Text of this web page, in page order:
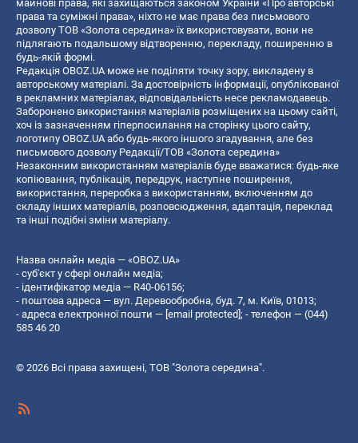
майнові права, які захищаються законом України «Про авторські
права та суміжні права», ніхто не має права без письмового
дозволу ТОВ «Золота середина» їх використовувати, вони не
підлягають подальшому відтворенню, перекладу, поширенню в
будь-якій формі.
Редакція OBOZ.UA може не поділяти точку зору, викладену в
авторському матеріалі. За достовірність інформації, опублікованої
в рекламних матеріалах, відповідальність несе рекламодавець.
Заборонено використання матеріалів розміщених на цьому сайті,
хоч із зазначенням гіперпосилання на сторінку цього сайту,
логотипу OBOZ.UA або будь-якого іншого згадування, але без
письмового дозволу Редакції/ТОВ «Золота середина»
Незаконним використанням матеріалів буде вважатися: будь-яке
копiювання, публiкацiя, передрук, наступне поширення,
використання, переробка з використанням, включенням до
складу інших матеріалів, розповсюдження, адаптація, переклад
та інші подібні зміни матеріалу.
Назва онлайн медіа — «OBOZ.UA»
- суб'єкт у сфері онлайн медіа;
- ідентифікатор медіа — R40-06156;
- поштова адреса — вул. Деревообробна, буд. 7, м. Київ, 01013;
- адреса електронної пошти — [email protected]; - телефон — (044)
585 46 20
© 2026 Всі права захищені, ТОВ "Золота середина".